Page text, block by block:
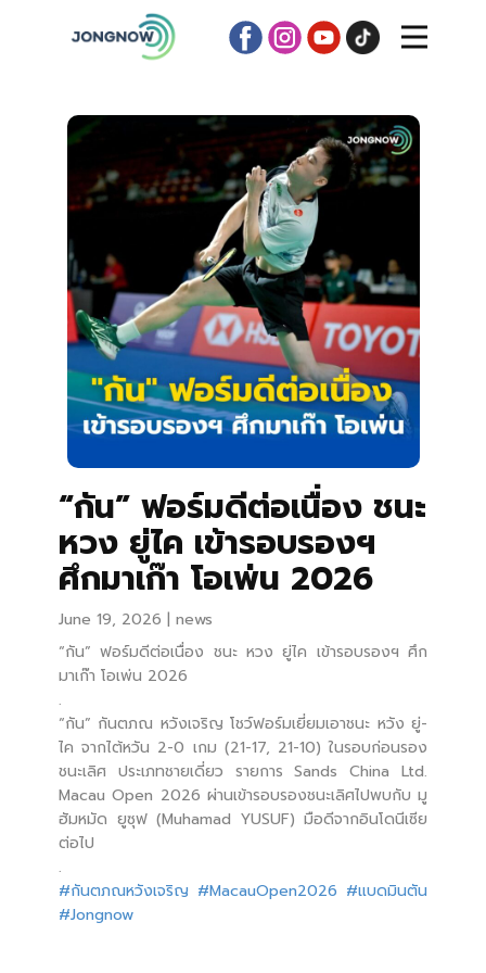
“กัน” ฟอร์มดีต่อเนื่อง ชนะ
หวง ยู่ไค เข้ารอบรองฯ
ศึกมาเก๊า โอเพ่น 2026
June 19, 2026
news
“กัน” ฟอร์มดีต่อเนื่อง ชนะ หวง ยู่ไค เข้ารอบรองฯ ศึก
มาเก๊า โอเพ่น 2026
.
“กัน” กันตภณ หวังเจริญ โชว์ฟอร์มเยี่ยมเอาชนะ หวัง ยู่-
ไค จากไต้หวัน 2-0 เกม (21-17, 21-10) ในรอบก่อนรอง
ชนะเลิศ ประเภทชายเดี่ยว รายการ Sands China Ltd.
Macau Open 2026 ผ่านเข้ารอบรองชนะเลิศไปพบกับ มู
ฮัมหมัด ยูซุฟ (Muhamad YUSUF) มือดีจากอินโดนีเซีย
ต่อไป
.
#กันตภณหวังเจริญ #MacauOpen2026 #แบดมินตัน
#Jongnow